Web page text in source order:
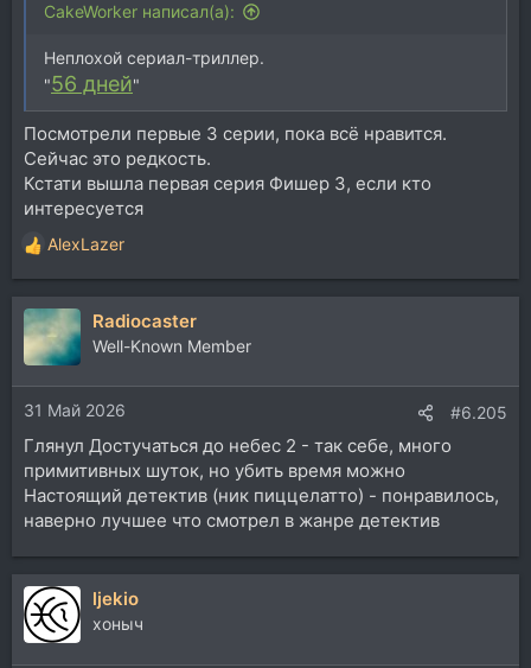
CakeWorker написал(а):
Неплохой сериал-триллер.
"56 дней"
Посмотрели первые 3 серии, пока всё нравится.
Сейчас это редкость.
Кстати вышла первая серия Фишер 3, если кто
интересуется
Р
е
а
к
ц
и
и
:
AlexLazer
Radiocaster
Well-Known Member
31 Май 2026 #6.205
Глянул Достучаться до небес 2 - так себе, много
примитивных шуток, но убить время можно
Настоящий детектив (ник пиццелатто) - понравилось,
наверно лучшее что смотрел в жанре детектив
ljekio
хоныч